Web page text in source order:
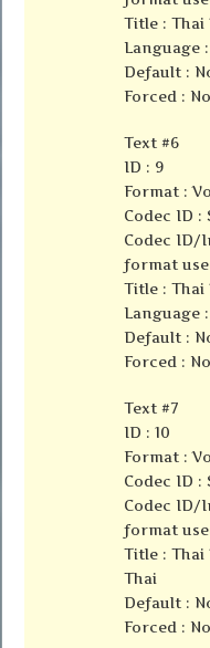
Title : Thai
Language
Default :
Forced : No
Text #6
ID : 9
Format :
Codec ID :
Codec ID/
format
Title : Thai
Language
Default :
Forced : No
Text #7
ID : 10
Format :
Codec ID :
Codec ID/
format
Title : Thai
Thai
Default :
Forced : No